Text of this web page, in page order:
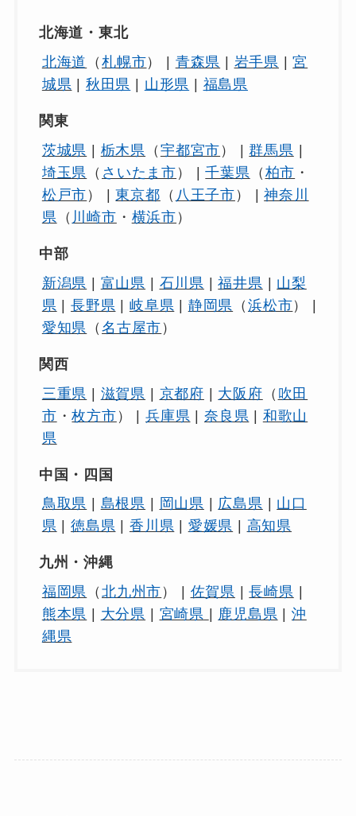
北海道・東北
北海道
（札幌市） | 青森県 岩手県 |宮
城県
秋田県 山形県 福島県
関東
茨城県 | 栃木県 （ 宇都宮市 ） |群馬県 |
埼玉県
（ さいたま市 ） |千葉県 （ 柏市 ・
松戸市 ） |東京都 （ 八王子市 ） |神奈川
県 （ 川崎市 ・ 横浜市 ）
中部
新潟県 | 富山県 | 石川県 |福井県 | 山梨
県 |長野県 | 岐阜県 | 静岡県 （ 浜松市） |
愛知県
（名古屋市 ）
関西
三重県 | 滋賀県 | 京都府 | 大阪府 （ 吹田
市 ・枚方市 ） |兵庫県 | 奈良県 | 和歌山
県
中国・四国
鳥取県
島根県 岡山県 広島県
山口
県 |徳島県 香川県 愛媛県 高知県
九州・沖縄
福岡県 （北九州市 ） | 佐賀県 |長崎県
熊本県
大分県 宮崎県 鹿児島県 |沖
縄県